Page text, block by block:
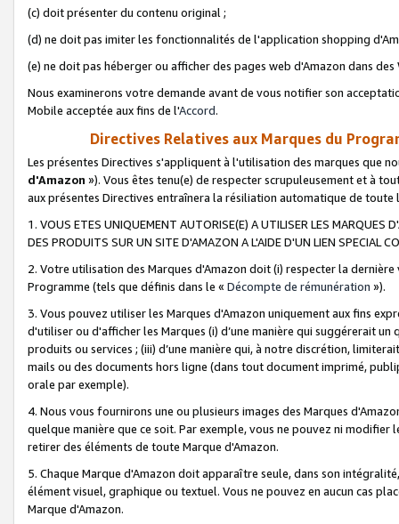
(c) doit présenter du contenu original ;
(d) ne doit pas imiter les fonctionnalités de l'application shopping
(e) ne doit pas héberger ou afficher des pages web d'Amazon dans
Nous examinerons votre demande avant de vous notifier son
Mobile acceptée aux fins de l'Accord.
Directives Relatives aux Marques du
Les présentes Directives s'appliquent à l'utilisation des marques que
d'Amazon »). Vous êtes tenu(e) de respecter scrupuleusement et à
aux présentes Directives entraînera la résiliation automatique de
1. VOUS ETES UNIQUEMENT AUTORISE(E) A UTILISER LES MARQUES
DES PRODUITS SUR UN SITE D'AMAZON A L'AIDE D'UN LIEN SPECIAL
2. Votre utilisation des Marques d'Amazon doit (i) respecter la
Programme (tels que définis dans le « Décompte de rémunération »).
3. Vous pouvez utiliser les Marques d'Amazon uniquement aux fins
d'utiliser ou d'afficher les Marques (i) d’une manière qui suggérerait
produits ou services ; (iii) d’une manière qui, à notre discrétion,
mails ou des documents hors ligne (dans tout document imprimé,
orale par exemple).
4. Nous vous fournirons une ou plusieurs images des Marques
quelque manière que ce soit. Par exemple, vous ne pouvez ni
retirer des éléments de toute Marque d'Amazon.
5. Chaque Marque d'Amazon doit apparaître seule, dans son
élément visuel, graphique ou textuel. Vous ne pouvez en aucun cas
Marque d'Amazon.